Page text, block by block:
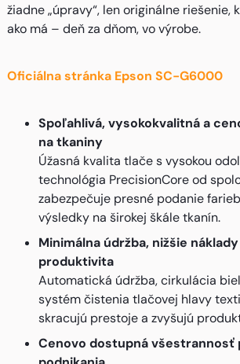
žiadne „úpravy“, len originálne riešenie,
ako má – deň za dňom, vo výrobe.
Oficiálna stránka Epson SC-G6000
Spoľahlivá, vysokokvalitná a
na tkaniny
Úžasná kvalita tlače s vysokou
technológia PrecisionCore od
zabezpečuje presné podanie
výsledky na širokej škále tkanín.
Minimálna údržba, nižšie
produktivita
Automatická údržba, cirkulácia
systém čistenia tlačovej hlavy
skracujú prestoje a zvyšujú
Cenovo dostupná všestrannosť